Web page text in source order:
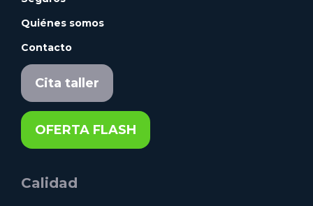
Quiénes somos
Contacto
Cita taller
OFERTA FLASH
Calidad